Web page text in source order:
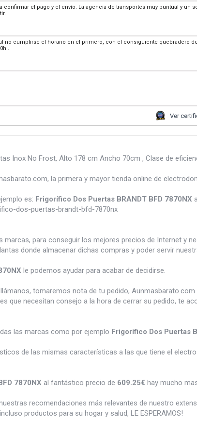
el pago y el envío. La agencia de transportes muy puntual y un
no cumplirse el horario en el primero, con el consiguiente quebradero
.
Ver
Inox No Frost, Alto 178 cm Ancho 70cm , Clase de
la primera y mayor tienda online de
es: Frigorífico Dos Puertas BRANDT BFD 7870NX
dos-puertas-brandt-bfd-7870nx
para conseguir los mejores precios de Internet y
donde almacenar dichas compras y poder servir
le podemos ayudar para acabar de decidirse.
tomaremos nota de tu pedido,
que necesitan consejo a la hora de cerrar su pedido, te
las marcas como por ejemplo Frigorífico Dos Puertas
de las mismas características a las que tiene el
7870NX al fantástico precio de 609.25€ hay mucho
recomendaciones más relevantes de nuestro
productos para su hogar y salud, LE ESPERAMOS!